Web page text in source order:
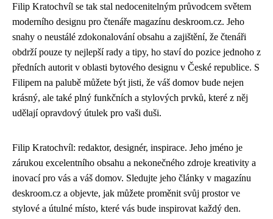
Filip Kratochvíl se tak stal nedocenitelným průvodcem světem
moderního designu pro čtenáře magazínu deskroom.cz. Jeho
snahy o neustálé zdokonalování obsahu a zajištění, že čtenáři
obdrží pouze ty nejlepší rady a tipy, ho staví do pozice jednoho z
předních autorit v oblasti bytového designu v České republice. S
Filipem na palubě můžete být jisti, že váš domov bude nejen
krásný, ale také plný funkčních a stylových prvků, které z něj
udělají opravdový útulek pro vaši duši.
Filip Kratochvíl: redaktor, designér, inspirace. Jeho jméno je
zárukou excelentního obsahu a nekonečného zdroje kreativity a
inovací pro vás a váš domov. Sledujte jeho články v magazínu
deskroom.cz a objevte, jak můžete proměnit svůj prostor ve
stylové a útulné místo, které vás bude inspirovat každý den.